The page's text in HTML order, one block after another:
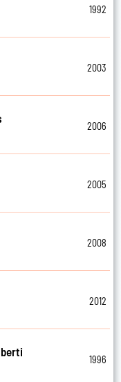
1992
2003
2006
2005
2008
2012
1996